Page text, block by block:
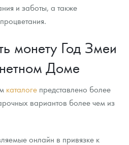
и заботы, а также
монету Год Змеи
Доме
каталоге представлено более
вариантов более чем из
онлайн в привязке к